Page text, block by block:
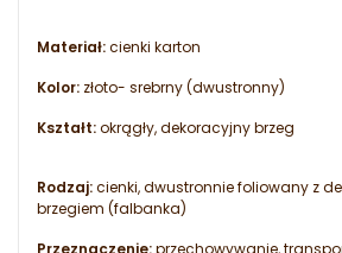
Materiał:cienki karton
Kolor: złoto- srebrny (dwustronny)
Kształt:okrągły, dekoracyjny brzeg
Rodzaj:cienki, dwustronnie foliowany z
brzegiem (falbanka)